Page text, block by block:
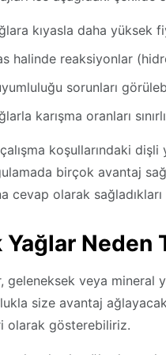
kıyasla daha yüksek
halinde reaksiyonlar
sorunları
karışma oranları
koşullarındaki dişli
birçok avantaj
cevap olarak
Neden
geleneksek veya mineral
size avantaj
olarak gösterebiliriz.